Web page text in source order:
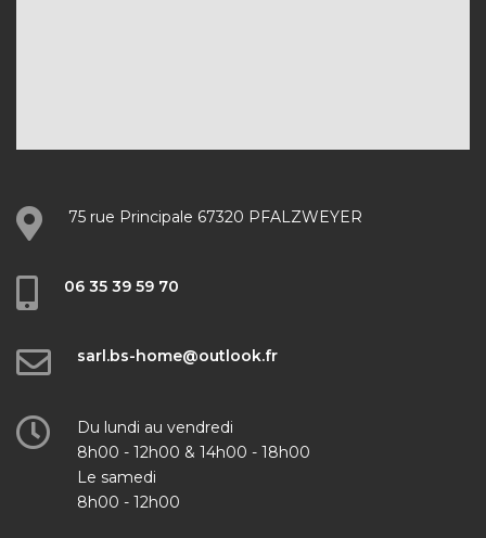
75 rue Principale 67320 PFALZWEYER
06 35 39 59 70
sarl.bs-home@outlook.fr
Du lundi au vendredi
8h00 - 12h00 & 14h00 - 18h00
Le samedi
8h00 - 12h00